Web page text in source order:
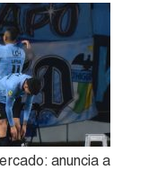
anuncia a